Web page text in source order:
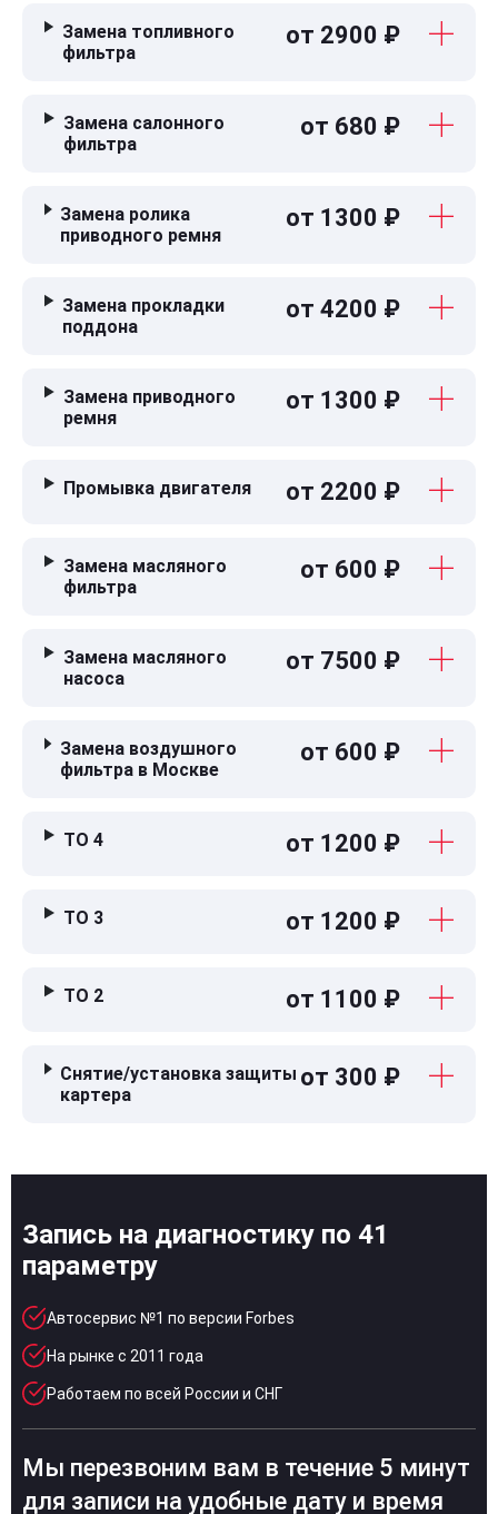
Замена топливного
фильтра
от 2900 ₽
Замена салонного
фильтра
от 680 ₽
Замена ролика
приводного ремня
от 1300 ₽
Замена прокладки
поддона
от 4200 ₽
Замена приводного
ремня
от 1300 ₽
Промывка двигателя от 2200 ₽
Замена масляного
фильтра
от 600 ₽
Замена масляного
насоса
от 7500 ₽
Замена воздушного
фильтра в Москве
от 600 ₽
ТО 4 от 1200 ₽
ТО 3 от 1200 ₽
ТО 2 от 1100 ₽
Снятие/установка защиты
картера
от 300 ₽
Запись на диагностику по 41
параметру
Автосервис №1 по версии Forbes
На рынке с 2011 года
Работаем по всей России и СНГ
Мы перезвоним вам в течение 5 минут
для записи на удобные дату и время